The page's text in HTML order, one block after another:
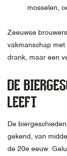
mosselen,
Zeeuwse
vakmanschap
drank, maar een
DE
LEEFT
De
gekend, van
de 20e eeuw.